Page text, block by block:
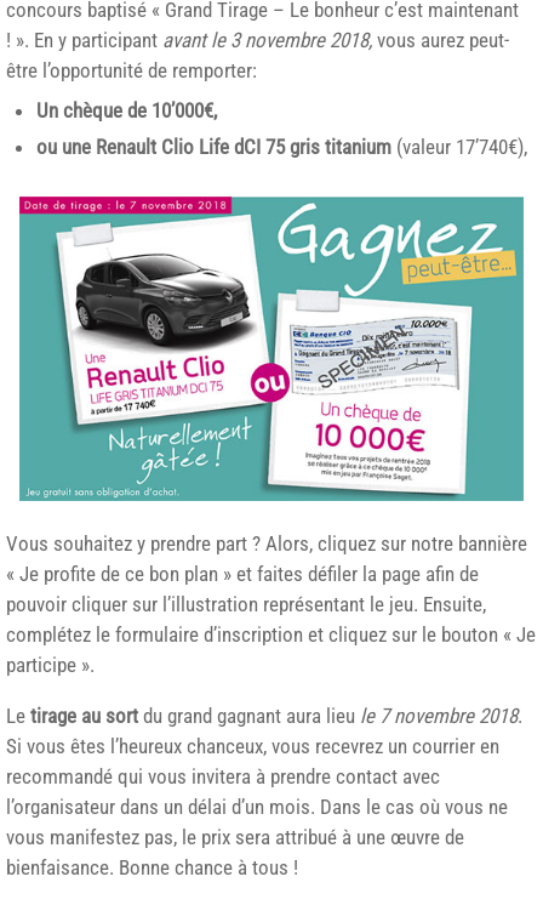
concours baptisé « Grand Tirage – Le bonheur c’est maintenant
! ». En y participant avant le 3 novembre 2018, vous aurez peut-
être l’opportunité de remporter:
Un chèque de 10’000€,
ou une Renault Clio Life dCI 75 gris titanium (valeur 17’740€),
Vous souhaitez y prendre part ? Alors, cliquez sur notre bannière
« Je profite de ce bon plan » et faites défiler la page afin de
pouvoir cliquer sur l’illustration représentant le jeu. Ensuite,
complétez le formulaire d’inscription et cliquez sur le bouton « Je
participe ».
Le tirage au sort du grand gagnant aura lieu le 7 novembre 2018.
Si vous êtes l’heureux chanceux, vous recevrez un courrier en
recommandé qui vous invitera à prendre contact avec
l’organisateur dans un délai d’un mois. Dans le cas où vous ne
vous manifestez pas, le prix sera attribué à une œuvre de
bienfaisance. Bonne chance à tous !